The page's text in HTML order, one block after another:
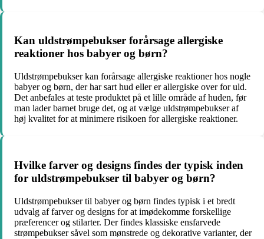
Kan uldstrømpebukser forårsage allergiske
reaktioner hos babyer og børn?
Uldstrømpebukser kan forårsage allergiske reaktioner hos nogle
babyer og børn, der har sart hud eller er allergiske over for uld.
Det anbefales at teste produktet på et lille område af huden, før
man lader barnet bruge det, og at vælge uldstrømpebukser af
høj kvalitet for at minimere risikoen for allergiske reaktioner.
Hvilke farver og designs findes der typisk inden
for uldstrømpebukser til babyer og børn?
Uldstrømpebukser til babyer og børn findes typisk i et bredt
udvalg af farver og designs for at imødekomme forskellige
præferencer og stilarter. Der findes klassiske ensfarvede
strømpebukser såvel som mønstrede og dekorative varianter, der